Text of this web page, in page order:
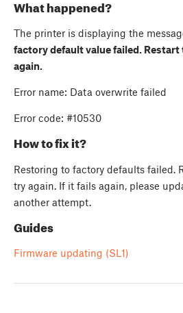
What happened?
The printer is displaying the
factory default value failed.
again.
Error name: Data overwrite failed
Error code: #10530
How to fix it?
Restoring to factory defaults failed.
try again. If it fails again, please
another attempt.
Guides
Firmware updating (SL1)